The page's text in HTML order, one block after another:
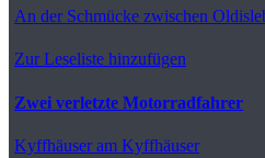
An der Schmücke zwischen
Zur Leseliste hinzufügen
Zwei verletzte Motorradfahrer
Kyffhäuseram Kyffhäuser